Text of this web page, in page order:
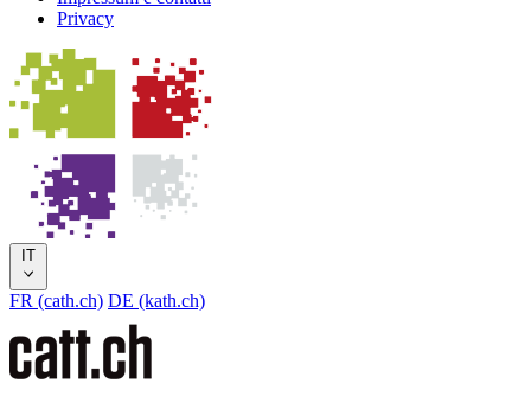
Privacy
IT
FR (cath.ch) DE (kath.ch)